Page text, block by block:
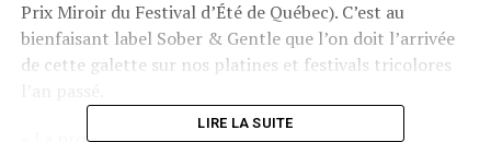
Prix Miroir du Festival d’Été de Québec). C’est au
bienfaisant label Sober & Gentle que l’on doit l’arrivée
de cette galette sur nos platines et festivals tricolores
LIRE LA SUITE